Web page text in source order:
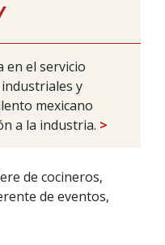
en el servicio
y
mexicano
a la industria. >
de cocineros,
de eventos,